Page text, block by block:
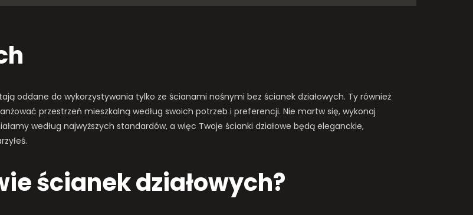
oddane do wykorzystywania tylko ze ścianami nośnymi bez ścianek działowych. Ty również
przestrzeń mieszkalną według swoich potrzeb i preferencji. Nie martw się, wykonaj
według najwyższych standardów, a więc Twoje ścianki działowe będą eleganckie,
ścianek działowych?